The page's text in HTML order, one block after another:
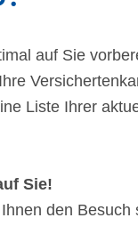
auf Sie
Liste Ihrer
Sie!
den Besuch